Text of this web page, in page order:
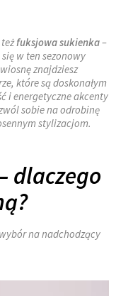
fuksjowa sukienka–
w ten sezonowy
znajdziesz
które są doskonałym
i energetyczne akcenty
sobie na odrobinę
stylizacjom.
dlaczego
na nadchodzący